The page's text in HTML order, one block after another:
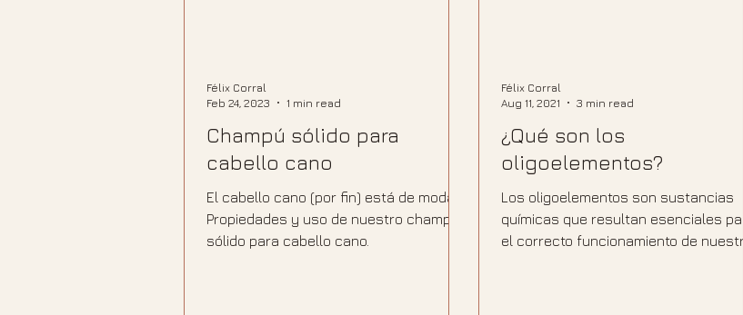
Champú sólido para
cabello cano
El cabello cano (por fin) está de moda.
Propiedades y uso de nuestro champú
sólido para cabello cano.
Félix Corral
Feb 24, 2023
1 min read
¿Qué son los
oligoelementos?
Los oligoelementos son sustancias
químicas que resultan esenciales
el correcto funcionamiento de
Félix Corral
Aug 11, 2021
3 min read